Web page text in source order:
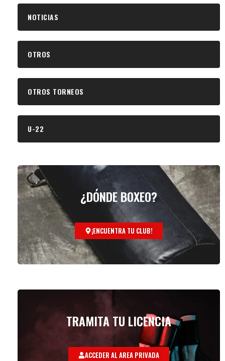
NOTICIAS
OTROS
OTROS TORNEOS
U-22
¿DÓNDE BOXEO?
¡ENCUENTRA TU CLUB!
TRAMITA TU LICENCIA
ACCEDER AL AREA PRIVADA